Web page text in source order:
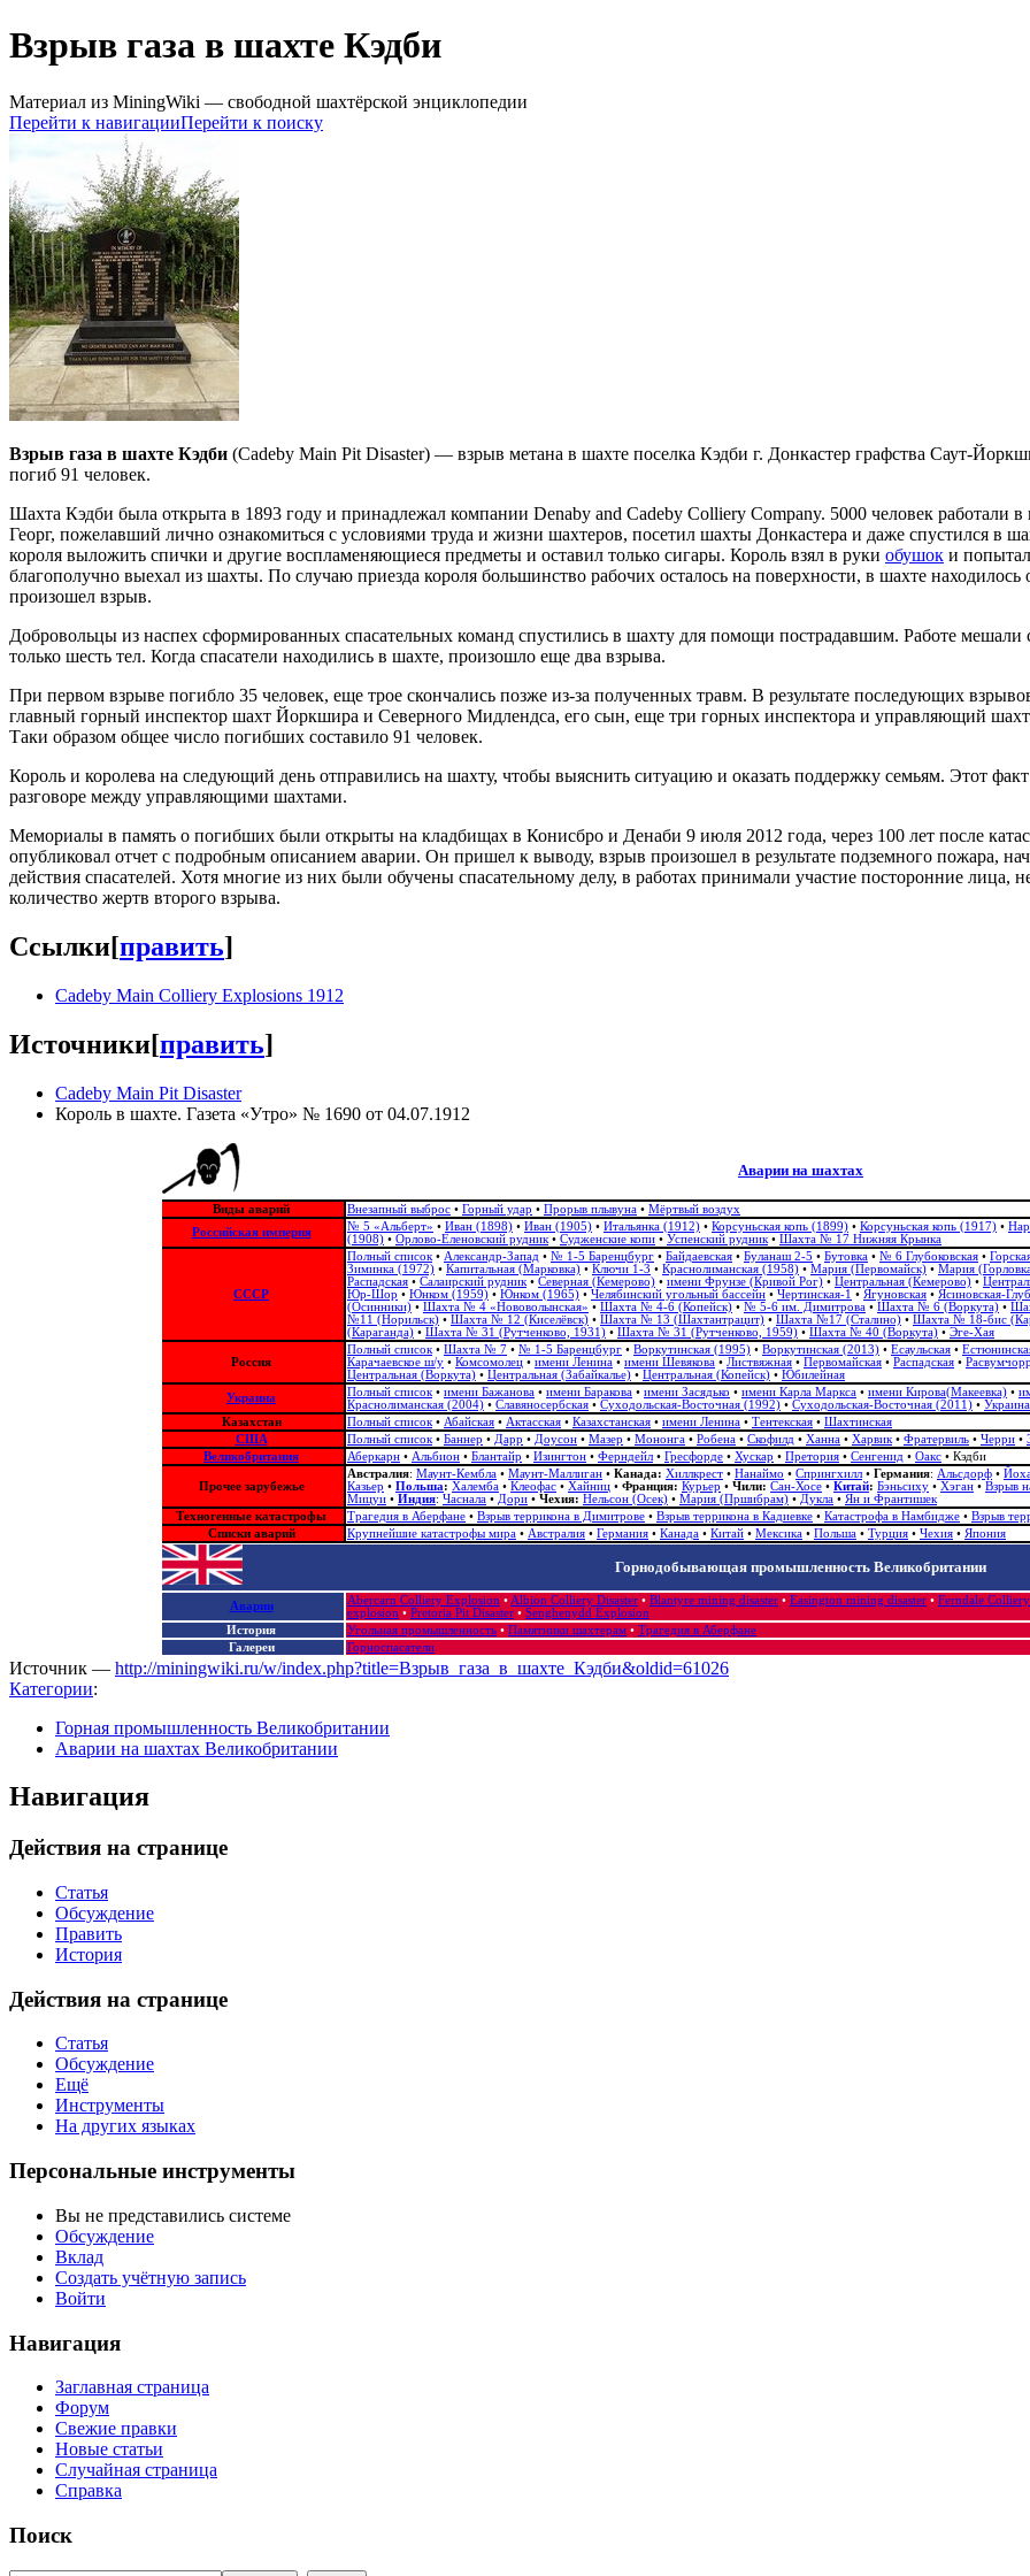
Взрыв газа в шахте Кэдби
Материал из MiningWiki — свободной шахтёрской энциклопедии
Перейти к навигацииПерейти к поиску
Взрыв газа в шахте Кэдби (Cadeby Main Pit Disaster) — взрыв метана в шахте поселка Кэдби г. Донкастер графства Саут-
погиб 91 человек.
Шахта Кэдби была открыта в 1893 году и принадлежал компании Denaby and Cadeby Colliery Company. 5000 человек работали
Георг, пожелавший лично ознакомиться с условиями труда и жизни шахтеров, посетил шахты Донкастера и даже спустился в
короля выложить спички и другие воспламеняющиеся предметы и оставил только сигары. Король взял в руки обушок и
благополучно выехал из шахты. По случаю приезда короля большинство рабочих осталось на поверхности, в шахте
произошел взрыв.
Добровольцы из наспех сформированных спасательных команд спустились в шахту для помощи пострадавшим. Работе
только шесть тел. Когда спасатели находились в шахте, произошло еще два взрыва.
При первом взрыве погибло 35 человек, еще трое скончались позже из-за полученных травм. В результате последующих
главный горный инспектор шахт Йоркшира и Северного Мидлендса, его сын, еще три горных инспектора и управляющий
Таки образом общее число погибших составило 91 человек.
Король и королева на следующий день отправились на шахту, чтобы выяснить ситуацию и оказать поддержку семьям. Этот
разговоре между управляющими шахтами.
Мемориалы в память о погибших были открыты на кладбищах в Конисбро и Денаби 9 июля 2012 года, через 100 лет после
опубликовал отчет с подробным описанием аварии. Он пришел к выводу, взрыв произошел в результате подземного пожара,
действия спасателей. Хотя многие из них были обучены спасательному делу, в работах принимали участие посторонние лица,
количество жертв второго взрыва.
Ссылки[править]
Cadeby Main Colliery Explosions 1912
Источники[править]
Cadeby Main Pit Disaster
Король в шахте. Газета «Утро» № 1690 от 04.07.1912
Аварии на шахтах
Виды аварий Внезапный выброс • Горный удар • Прорыв плывуна • Мёртвый воздух
Российская империя
№ 5 «Альберт» • Иван (1898) • Иван (1905) • Итальянка (1912) • Корсуньская копь (1899) • Корсуньская копь (1917) •
(1908) • Орлово-Еленовский рудник • Судженские копи • Успенский рудник • Шахта № 17 Нижняя Крынка
СССР
Полный список • Александр-Запад • № 1-5 Баренцбург • Байдаевская • Буланаш 2-5 • Бутовка • № 6 Глубоковская •
Зиминка (1972) • Капитальная (Марковка) • Ключи 1-3 • Краснолиманская (1958) • Мария (Первомайск) • Мария
Распадская • Салаирский рудник • Северная (Кемерово) • имени Фрунзе (Кривой Рог) • Центральная (Кемерово) •
Юр-Шор • Юнком (1959) • Юнком (1965) • Челябинский угольный бассейн • Чертинская-1 • Ягуновская • Ясиновская-
(Осинники) • Шахта № 4 «Нововолынская» • Шахта № 4-6 (Копейск) • № 5-6 им. Димитрова • Шахта № 6 (Воркута) •
№11 (Норильск) • Шахта № 12 (Киселёвск) • Шахта № 13 (Шахтантрацит) • Шахта №17 (Сталино) • Шахта № 18-бис
(Караганда) • Шахта № 31 (Рутченково, 1931) • Шахта № 31 (Рутченково, 1959) • Шахта № 40 (Воркута) • Эге-Хая
Россия
Полный список • Шахта № 7 • № 1-5 Баренцбург • Воркутинская (1995) • Воркутинская (2013) • Есаульская •
Карачаевское ш/у • Комсомолец • имени Ленина • имени Шевякова • Листвяжная • Первомайская • Распадская •
Центральная (Воркута) • Центральная (Забайкалье) • Центральная (Копейск) • Юбилейная
Украина
Полный список • имени Бажанова • имени Баракова • имени Засядько • имени Карла Маркса • имени Кирова(Макеевка) •
Краснолиманская (2004) • Славяносербская • Суходольская-Восточная (1992) • Суходольская-Восточная (2011) • Украина
Казахстан
Полный список • Абайская • Актасская • Казахстанская • имени Ленина • Тентекская • Шахтинская
США
Полный список • Баннер • Дарр • Доусон • Мазер • Мононга • Робена • Скофилд • Ханна • Харвик • Фратервиль • Черри •
Великобритания
Аберкарн • Альбион‎ • Блантайр • Изингтон • Ферндейл • Гресфорде • Хускар • Претория • Сенгенид • Оакс • Кэдби
Прочее зарубежье
Австралия: Маунт-Кембла • Маунт-Маллиган • Канада: Хиллкрест • Нанаймо • Спрингхилл • Германия: Альсдорф •
Казьер • Польша: Халемба • Клеофас • Хайниц • Франция: Курьер • Чили: Сан-Хосе • Китай: Бэньсиху • Хэган • Взрыв
Мицуи • Индия: Часнала • Дори • Чехия: Нельсон (Осек) • Мария (Пршибрам) • Дукла • Ян и Франтишек
Техногенные катастрофы
Трагедия в Аберфане • Взрыв террикона в Димитрове • Взрыв террикона в Кадиевке • Катастрофа в Намбидже • Взрыв
Списки аварий
Крупнейшие катастрофы мира • Австралия • Германия • Канада • Китай • Мексика • Польша • Турция • Чехия • Япония
Горнодобывающая промышленность Великобритании
Аварии Abercarn Colliery Explosion‎ • Albion Colliery Disaster‎ • Blantyre mining disaster • Easington mining disaster • Ferndale
explosion • Pretoria Pit Disaster • Senghenydd Explosion
История
Угольная промышленность • Памятники шахтерам • Трагедия в Аберфане
Галереи
Горноспасатели
Источник — http://miningwiki.ru/w/index.php?title=Взрыв_газа_в_шахте_Кэдби&oldid=61026
Категории:
Горная промышленность Великобритании
Аварии на шахтах Великобритании
Навигация
Действия на странице
Статья
Обсуждение
Править
История
Действия на странице
Статья
Обсуждение
Ещё
Инструменты
На других языках
Персональные инструменты
Вы не представились системе
Обсуждение
Вклад
Создать учётную запись
Войти
Навигация
Заглавная страница
Форум
Свежие правки
Новые статьи
Случайная страница
Справка
Поиск